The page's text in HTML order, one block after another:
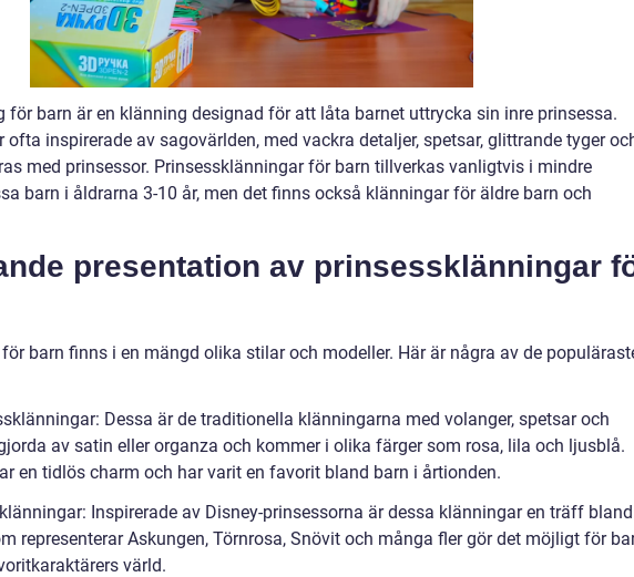
för barn är en klänning designad för att låta barnet uttrycka sin inre prinsessa.
ofta inspirerade av sagovärlden, med vackra detaljer, spetsar, glittrande tyger
med prinsessor. Prinsessklänningar för barn tillverkas vanligtvis i mindre
barn i åldrarna 3-10 år, men det finns också klänningar för äldre barn och
presentation av prinsessklänningar
barn finns i en mängd olika stilar och modeller. Här är några av de
Dessa är de traditionella klänningarna med volanger, spetsar och
av satin eller organza och kommer i olika färger som rosa, lila och ljusblå.
en tidlös charm och har varit en favorit bland barn i årtionden.
Inspirerade av Disney-prinsessorna är dessa klänningar en träff bland
representerar Askungen, Törnrosa, Snövit och många fler gör det möjligt för
värld.